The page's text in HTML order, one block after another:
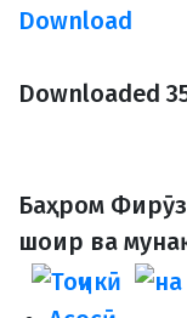
Download
Downloaded
Баҳром
шоир ва